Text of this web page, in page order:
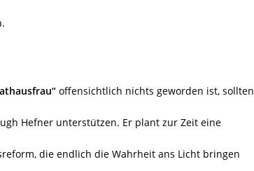
offensichtlich nichts geworden ist, sollten
Hefner unterstützen. Er plant zur Zeit eine
die endlich die Wahrheit ans Licht bringen